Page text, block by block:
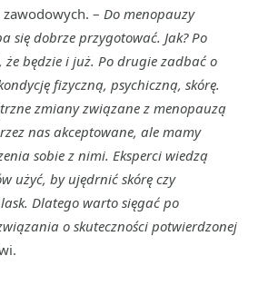
– Do menopauzy
się dobrze przygotować. Jak? Po
że będzie i już. Po drugie zadbać o
fizyczną, psychiczną, skórę.
zmiany związane z menopauzą
nas akceptowane, ale mamy
sobie z nimi. Eksperci wiedzą
użyć, by ujędrnić skórę czy
Dlatego warto sięgać po
o skuteczności potwierdzonej